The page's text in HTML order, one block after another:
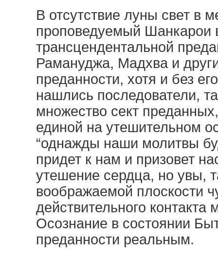
В отсутствие луны свет в
проповедуемый Шанкарои
трансцендентальной
Рамануджа, Мадхва и
преданности, хотя и без
нашлись последователи,
множество сект
единой на утешительном
“однажды наши молитвы
придет к нам и призовет
утешение сердца, но увы,
воображаемой плоскости
действительного
Осознание в состоянии
преданности реальным.